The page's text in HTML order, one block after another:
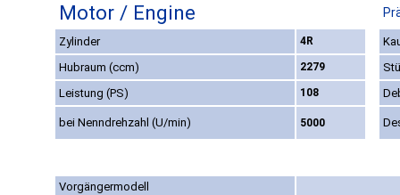
Motor / Engine
Zylinder 4R
Hubraum (ccm)
2279
Leistung (PS)
108
bei Nenndrehzahl (U/min) 5000
Vorgängermodell